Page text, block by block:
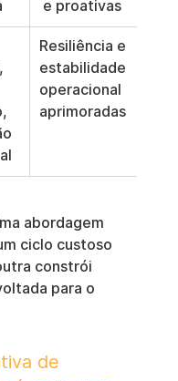
e proativas
Resiliência e
estabilidade
operacional
aprimoradas
abordagem
ciclo custoso
constrói
para o
de